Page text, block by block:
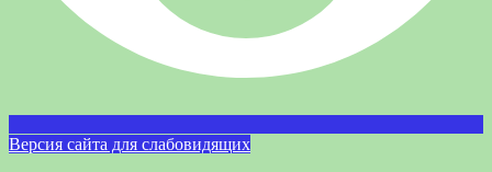
Версия сайта для слабовидящих